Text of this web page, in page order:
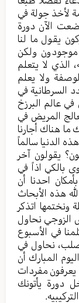
لأخذ جولة في
الآن دورة
يقول ما لنا
موجودون ولكن
الذي لا يتعلم
ولا يعلم
السرطانية في
في عالم البرزخ
المريض في
ما هناك أجارنا
الدنيا سالماً
يقولون آخر
بالكي اذاً في
احدنا أن
هذه الأبحاث
اتذكر
الزوجي نحاول
في الأسبوع
نحاول في
المبارك أن
يعرفون مفردات
دورة يأتونك